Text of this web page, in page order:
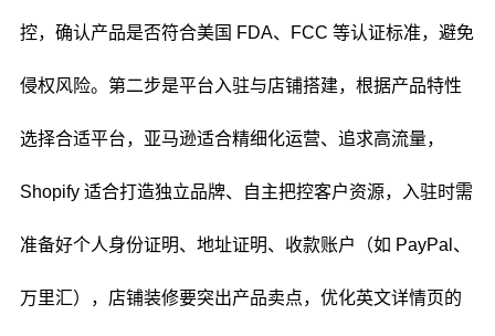
控，确认产品是否符合美国 FDA、FCC 等认证标准，避免
侵权风险。第二步是平台入驻与店铺搭建，根据产品特性
选择合适平台，亚马逊适合精细化运营、追求高流量，
Shopify 适合打造独立品牌、自主把控客户资源，入驻时需
准备好个人身份证明、地址证明、收款账户（如 PayPal、
万里汇），店铺装修要突出产品卖点，优化英文详情页的